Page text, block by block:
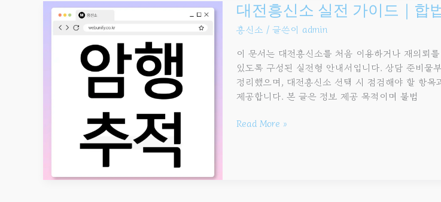
대전흥신소 실전 가이드｜합
흥신소 / 글쓴이 admin
이 문서는 대전흥신소를 처음 이용하거나 재의뢰
있도록 구성된 실전형 안내서입니다. 상담 준비
정리했으며, 대전흥신소 선택 시 점검해야 할 항목
제공합니다. 본 글은 정보 제공 목적이며 불법
대전흥신소
실전
가이드
｜
합법
의뢰
절차
비용
Read More »